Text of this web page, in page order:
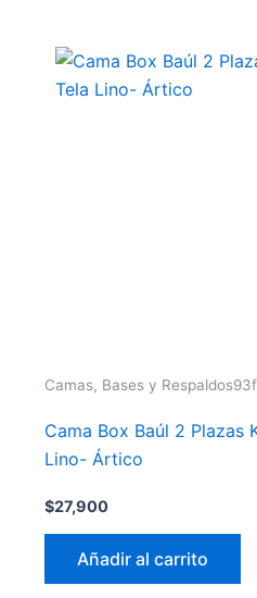
Camas, Bases y
Cama Box Baúl 2 Plazas
Lino- Ártico
$27,900
Añadir al carrito